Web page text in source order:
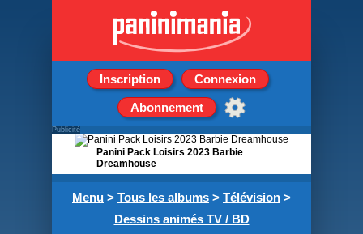
Inscription Connexion
Abonnement
Menu > Tous les albums > Télévision >
Dessins animés TV / BD
Publicité
Panini Pack Loisirs 2023 Barbie
Dreamhouse